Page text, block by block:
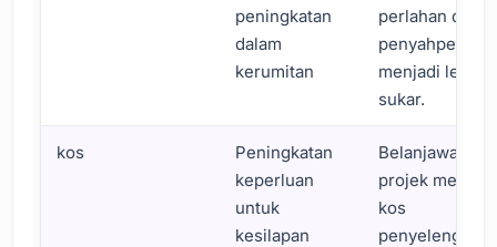
peningkatan
dalam
kerumitan
perlahan dan
menjadi lebih
sukar.
kos
Peningkatan
keperluan
untuk
kesilapan
Belanjawan
projek
kos